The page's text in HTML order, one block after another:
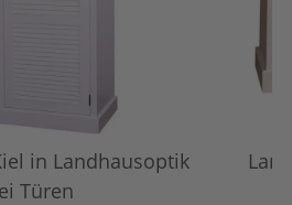
in Landhausoptik
Türen